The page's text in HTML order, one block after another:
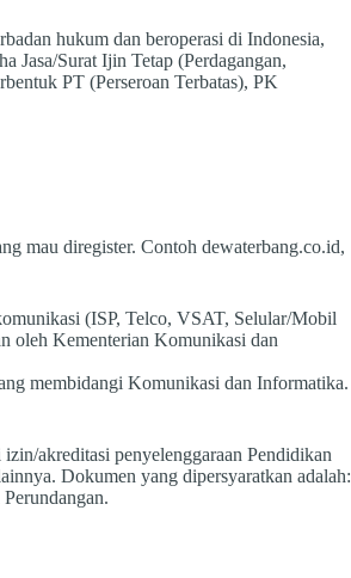
hukum dan beroperasi di Indonesia,
Jasa/Surat Ijin Tetap (Perdagangan,
PT (Perseroan Terbatas), PK
mau diregister. Contoh dewaterbang.co.id,
(ISP, Telco, VSAT, Selular/Mobil
oleh Kementerian Komunikasi dan
membidangi Komunikasi dan Informatika.
akreditasi penyelenggaraan Pendidikan
Dokumen yang dipersyaratkan adalah: